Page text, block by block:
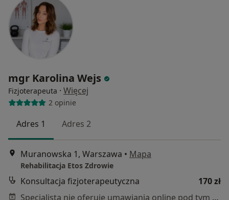
mgr Karolina Wejs
Fizjoterapeuta · Więcej
2 opinie
Adres 1 Adres 2
Muranowska 1, Warszawa • Mapa
Rehabilitacja Etos Zdrowie
Konsultacja fizjoterapeutyczna
170 zł
Specjalista nie oferuje umawiania online pod tym adresem.